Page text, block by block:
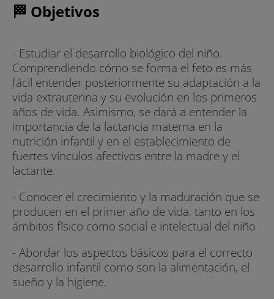
🏁 Objetivos
- Estudiar el desarrollo biológico del niño.
Comprendiendo cómo se forma el feto es más
fácil entender posteriormente su adaptación a la
vida extrauterina y su evolución en los primeros
años de vida. Asimismo, se dará a entender la
importancia de la lactancia materna en la
nutrición infantil y en el establecimiento de
fuertes vínculos afectivos entre la madre y el
lactante.
- Conocer el crecimiento y la maduración que se
producen en el primer año de vida, tanto en los
ámbitos físico como social e intelectual del niño
- Abordar los aspectos básicos para el correcto
desarrollo infantil como son la alimentación, el
sueño y la higiene.